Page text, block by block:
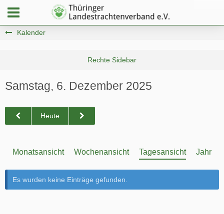
Kalender
Samstag, 6. Dezember 2025
Heute
Monatsansicht Wochenansicht Tagesansicht
Es wurden keine Einträge gefunden.